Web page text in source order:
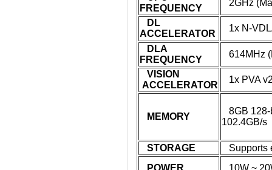
FREQUENCY
2GHz
DL
ACCELERATOR
1x N-
DLA
FREQUENCY
614MHz
VISION
ACCELERATOR
1x PVA
MEMORY
8GB 128-
102.4GB/s
STORAGE
Supports